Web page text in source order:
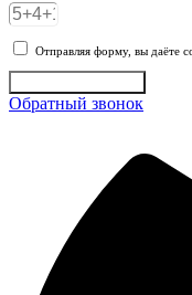
Отправляя форму, вы даёте
Обратный звонок